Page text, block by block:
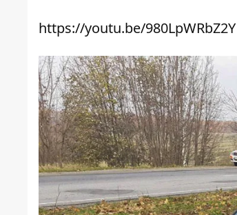
https://youtu.be/980LpWRbZ2Y